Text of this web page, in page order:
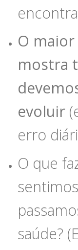
O
mostra
evoluir
erro
O que
saúde?